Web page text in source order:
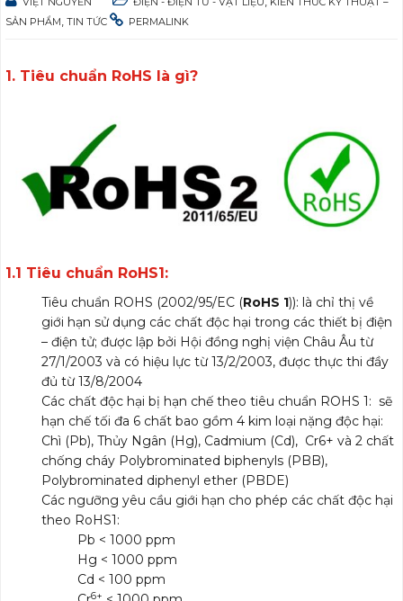
SẢN PHẨM TIN TỨC PERMALINK
1. Tiêu chuẩn RoHS là gì?
1.1 Tiêu chuẩn RoHS1:
Tiêu chuẩn ROHS (2002/95/EC (RoHS 1)): là chỉ thị về
giới hạn sử dụng các chất độc hại trong các thiết bị điện
– điện tử; được lập bởi Hội đồng nghị viện Châu Âu từ
27/1/2003 và có hiệu lực từ 13/2/2003, được thực thi đầy
đủ từ 13/8/2004
Các chất độc hại bị hạn chế theo tiêu chuẩn ROHS 1: sẽ
hạn chế tối đa 6 chất bao gồm 4 kim loại nặng độc hại:
Chì (Pb), Thủy Ngân (Hg), Cadmium (Cd), Cr6+ và 2 chất
chống cháy Polybrominated biphenyls (PBB),
Polybrominated diphenyl ether (PBDE)
Các ngưỡng yêu cầu giới hạn cho phép các chất độc hại
theo RoHS1:
Pb < 1000 ppm
Hg < 1000 ppm
Cd < 100 ppm
6+